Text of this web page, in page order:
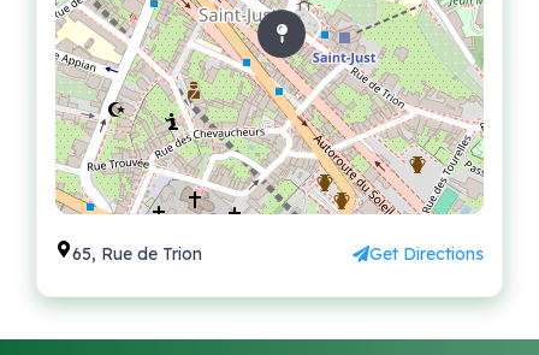
65, Rue de Trion Get Directions